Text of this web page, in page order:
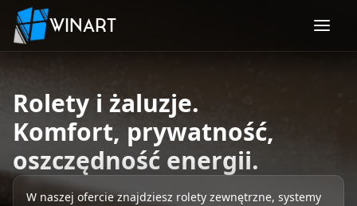
WINART
Rolety i żaluzje.
Komfort, prywatność,
oszczędność energii.
W naszej ofercie znajdziesz rolety zewnętrzne, systemy